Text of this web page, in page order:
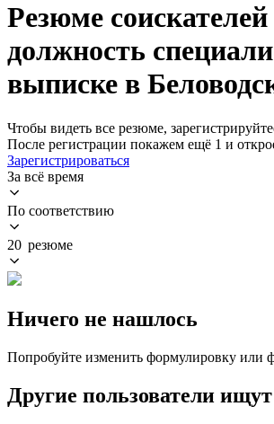
Резюме
должность
выписке в
Чтобы видеть все резюме,
После регистрации покажем ещё 1 и
Зарегистрироваться
За всё время
По соответствию
20 резюме
Ничего не нашлось
Попробуйте изменить формулировку или
Другие пользователи ищут